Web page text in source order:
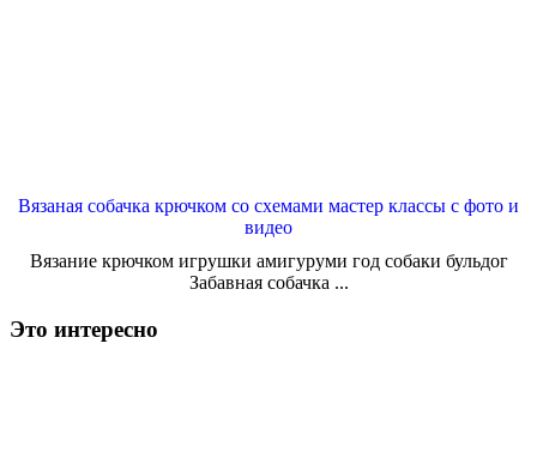
Вязаная собачка крючком со схемами мастер классы с фото и
видео
Вязание крючком игрушки амигуруми год собаки бульдог
Забавная собачка ...
Это интересно